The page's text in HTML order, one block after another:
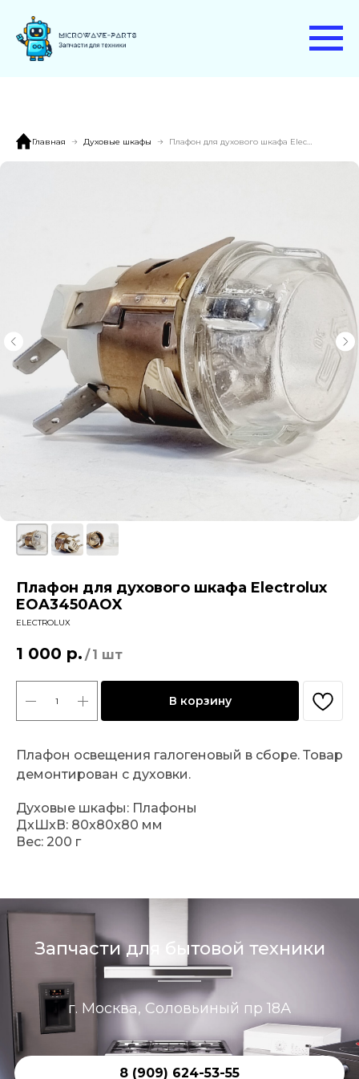
Главная Духовые шкафы
Плафон для духового шкафа Electrolux
EOA3450AOX
ELECTROLUX
1 000 р. / 1 шт
В корзину
Плафон освещения галогеновый в сборе. Товар
демонтирован с духовки.
Духовые шкафы: Плафоны
ДxШxВ: 80x80x80 мм
Вес: 200 г
Запчасти для бытовой техники
г. Москва, Соловьиный пр 18А
8 (909) 624-53-55